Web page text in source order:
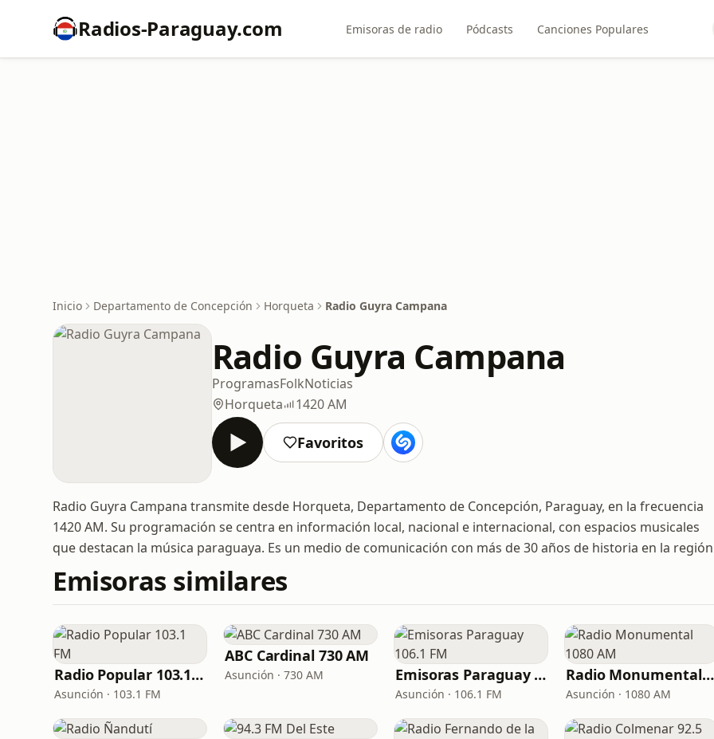
Radios-Paraguay.com Emisoras de radio Pódcasts Canciones Populares
Inicio Departamento de Concepción Horqueta Radio Guyra Campana
Radio Guyra Campana
ProgramasFolkNoticias
Horqueta
1420 AM
Favoritos
Radio Guyra Campana transmite desde Horqueta, Departamento de Concepción, Paraguay, en la frecuencia
1420 AM. Su programación se centra en información local, nacional e internacional, con espacios musicales
que destacan la música paraguaya. Es un medio de comunicación con más de 30 años de historia en la
Emisoras similares
Radio Popular 103.1 FM
Asunción · 103.1 FM
ABC Cardinal 730 AM
Asunción · 730 AM Emisoras Paraguay 106.1 FM
Asunción · 106.1 FM
Radio Monumental 1080 AM
Asunción · 1080 AM